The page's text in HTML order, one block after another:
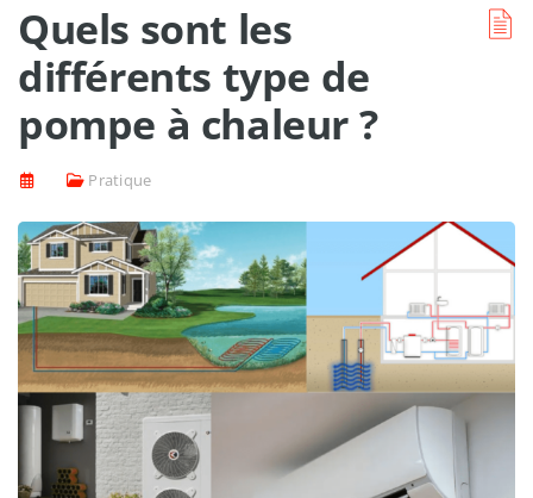
Quels sont les
différents type de
pompe à chaleur ?
Pratique